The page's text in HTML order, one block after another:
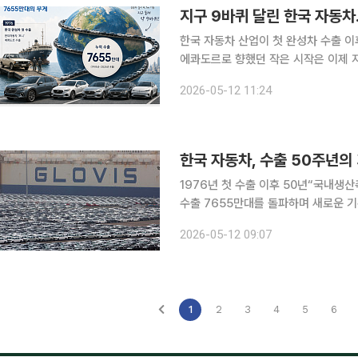
지구 9바퀴 달린 한국 자동
한국 자동차 산업이 첫 완성차 수출
에콰도르로 향했던 작은 시작은 이제
7654만8569대로 집계됐다. 1976
2026-05-12 11:24
한국 자동차, 수출 50주년
1976년 첫 수출 이후 50년“국내생산촉진세제 도입해야” 한국
수출 7655만대를 돌파하며 새로운
가 거세지는 상황에서 국내 생산 기반
2026-05-12 09:07
1 2 3 4 5 6